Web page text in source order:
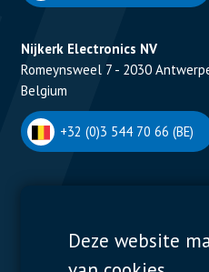
Nijkerk Electronics NV
Romeynsweel 7 - 2030
Belgium
+32 (0)3 544 70 66 (BE)
Display Solutions
Displays
Deze website